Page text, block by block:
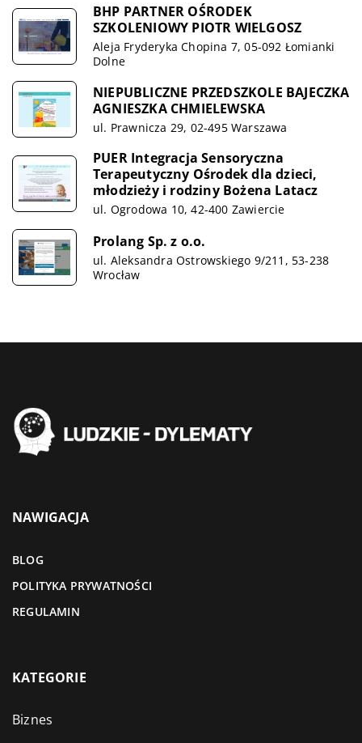
BHP PARTNER OŚRODEK
SZKOLENIOWY PIOTR WIELGOSZ
Aleja Fryderyka Chopina 7, 05-092 Łomianki
Dolne
NIEPUBLICZNE PRZEDSZKOLE BAJECZKA
AGNIESZKA CHMIELEWSKA
ul. Prawnicza 29, 02-495 Warszawa
PUER Integracja Sensoryczna
Terapeutyczny Ośrodek dla dzieci,
młodzieży i rodziny Bożena Latacz
ul. Ogrodowa 10, 42-400 Zawiercie
Prolang Sp. z o.o.
ul. Aleksandra Ostrowskiego 9/211, 53-238
Wrocław
NAWIGACJA
BLOG
POLITYKA PRYWATNOŚCI
REGULAMIN
KATEGORIE
Biznes